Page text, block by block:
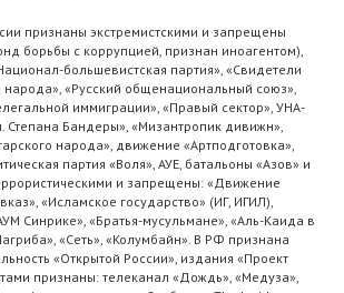
признаны экстремистскими и запрещены
борьбы с коррупцией, признан иноагентом),
большевистская партия», «Свидетели
«Русский общенациональный союз»,
иммиграции», «Правый сектор», УНА-
Степана Бандеры», «Мизантропик дивижн»,
народа», движение «Артподготовка»,
партия «Воля», АУЕ, батальоны «Азов» и
и запрещены: «Движение
«Исламское государство» (ИГ, ИГИЛ),
Синрике», «Братья-мусульмане», «Аль-Каида в
«Сеть», «Колумбайн». В РФ признана
«Открытой России», издания «Проект
признаны: телеканал «Дождь», «Медуза»,